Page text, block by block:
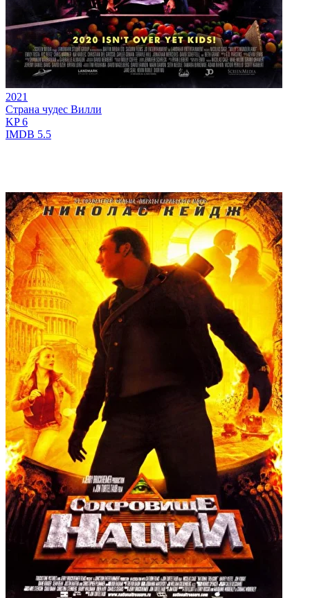
2021
Страна чудес Вилли
KP6
IMDB 5.5